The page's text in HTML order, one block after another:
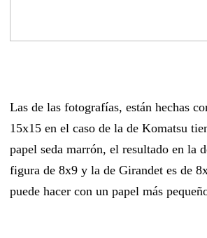
Las de las fotografías, están hechas
15x15 en el caso de la de Komatsu
papel seda marrón, el resultado en la
figura de 8x9 y la de Girandet es de
puede hacer con un papel más